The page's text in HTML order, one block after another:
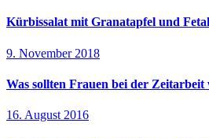
Kürbissalat mit Granatapfel und
9. November 2018
Was sollten Frauen bei der Zeitarbeit
16. August 2016